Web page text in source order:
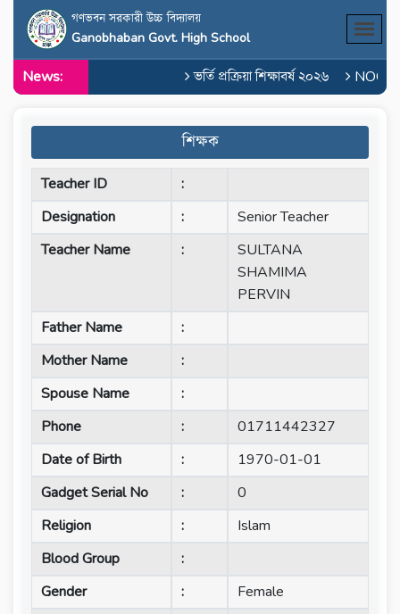
গণভবন সরকারী উচ্চ বিদ্যালয়
Ganobhaban Govt. High School
News: ভর্তি প্রক্রিয়া শিক্ষাবর্ষ ২০২৬ NOC of
শিক্ষক
Teacher ID
:
Designation
:
Senior Teacher
Teacher Name
:
SULTANA
SHAMIMA
PERVIN
Father Name
:
Mother Name
:
Spouse Name
:
Phone
:
01711442327
Date of Birth
:
1970-01-01
Gadget Serial No
:
0
Religion
:
Islam
Blood Group
:
Gender
:
Female